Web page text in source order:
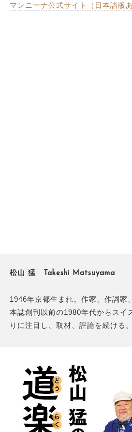
マンニーナ公式サイト（日本語版あ
松山 猛 Takeshi Matsuyama
1946年京都生まれ。作家、作詞家
本誌創刊以前の1980年代からスイ
りに注目し、取材、評論を続ける。